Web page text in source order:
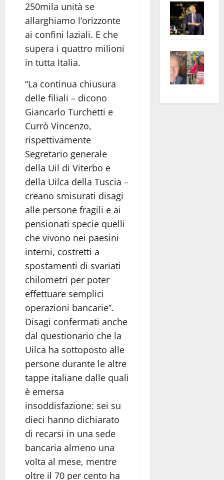
250mila unità se
allarghiamo l’orizzonte
ai confini laziali. E che
supera i quattro milioni
in tutta Italia.
“La continua chiusura
delle filiali – dicono
Giancarlo Turchetti e
Currò Vincenzo,
rispettivamente
Segretario generale
della Uil di Viterbo e
della Uilca della Tuscia –
creano smisurati disagi
alle persone fragili e ai
pensionati specie quelli
che vivono nei paesini
interni, costretti a
spostamenti di svariati
chilometri per poter
effettuare semplici
operazioni bancarie”.
Disagi confermati anche
dal questionario che la
Uilca ha sottoposto alle
persone durante le altre
tappe italiane dalle quali
è emersa
insoddisfazione: sei su
dieci hanno dichiarato
di recarsi in una sede
bancaria almeno una
volta al mese, mentre
oltre il 70 per cento ha
euro
apre